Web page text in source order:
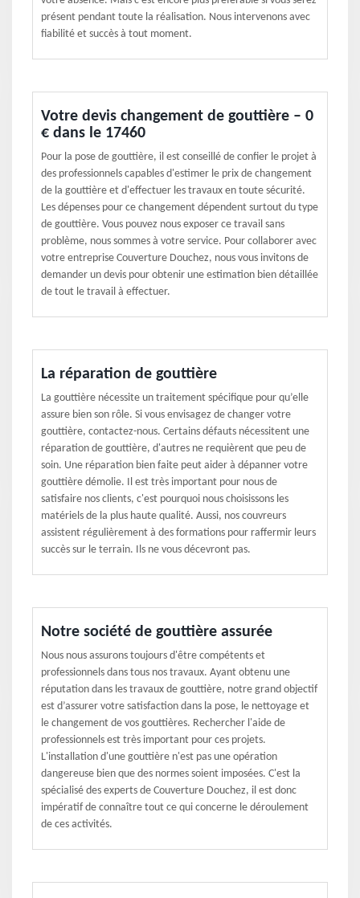
présent pendant toute la réalisation. Nous intervenons avec
fiabilité et succès à tout moment.
Votre devis changement de gouttière – 0
€ dans le 17460
Pour la pose de gouttière, il est conseillé de confier le projet à
des professionnels capables d'estimer le prix de changement
de la gouttière et d'effectuer les travaux en toute sécurité.
Les dépenses pour ce changement dépendent surtout du type
de gouttière. Vous pouvez nous exposer ce travail sans
problème, nous sommes à votre service. Pour collaborer avec
votre entreprise Couverture Douchez, nous vous invitons de
demander un devis pour obtenir une estimation bien détaillée
de tout le travail à effectuer.
La réparation de gouttière
La gouttière nécessite un traitement spécifique pour qu’elle
assure bien son rôle. Si vous envisagez de changer votre
gouttière, contactez-nous. Certains défauts nécessitent une
réparation de gouttière, d'autres ne requièrent que peu de
soin. Une réparation bien faite peut aider à dépanner votre
gouttière démolie. Il est très important pour nous de
satisfaire nos clients, c'est pourquoi nous choisissons les
matériels de la plus haute qualité. Aussi, nos couvreurs
assistent régulièrement à des formations pour raffermir leurs
succès sur le terrain. Ils ne vous décevront pas.
Notre société de gouttière assurée
Nous nous assurons toujours d'être compétents et
professionnels dans tous nos travaux. Ayant obtenu une
réputation dans les travaux de gouttière, notre grand objectif
est d’assurer votre satisfaction dans la pose, le nettoyage et
le changement de vos gouttières. Rechercher l'aide de
professionnels est très important pour ces projets.
L'installation d'une gouttière n'est pas une opération
dangereuse bien que des normes soient imposées. C'est la
spécialisé des experts de Couverture Douchez, il est donc
impératif de connaître tout ce qui concerne le déroulement
de ces activités.